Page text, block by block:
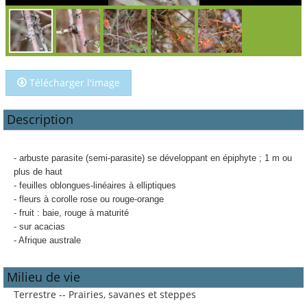
Télécharger l'image
Description
- arbuste parasite (semi-parasite) se développant en épiphyte ; 1 m ou
plus de haut
- feuilles oblongues-linéaires à elliptiques
- fleurs à corolle rose ou rouge-orange
- fruit : baie, rouge à maturité
- sur acacias
- Afrique australe
Milieu de vie
Terrestre -- Prairies, savanes et steppes